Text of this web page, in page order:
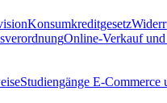
Konsumkreditgesetz
Online-Verkauf
Studiengänge E-Commerce